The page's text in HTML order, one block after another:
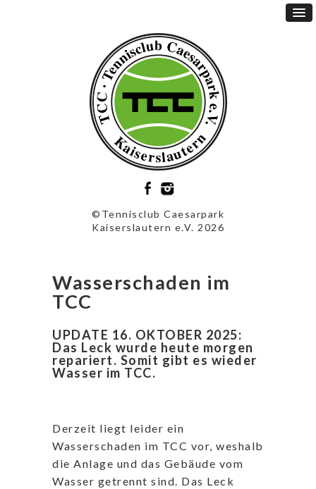
©Tennisclub Caesarpark
Kaiserslautern e.V. 2026
Wasserschaden im
TCC
UPDATE 16. OKTOBER 2025:
Das Leck wurde heute morgen
repariert. Somit gibt es wieder
Wasser im TCC.
Derzeit liegt leider ein
Wasserschaden im TCC vor, weshalb
die Anlage und das Gebäude vom
Wasser getrennt sind. Das Leck